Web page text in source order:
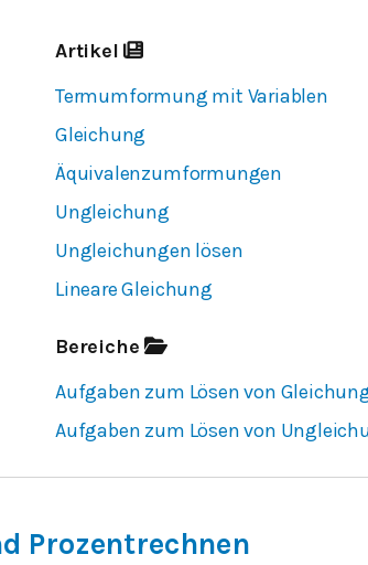
Artikel
Termumformung mit Variablen
Gleichung
Äquivalenzumformungen
Ungleichung
Ungleichungen lösen
Lineare Gleichung
Bereiche
Aufgaben zum Lösen von
Aufgaben zum Lösen von
Prozentrechnen